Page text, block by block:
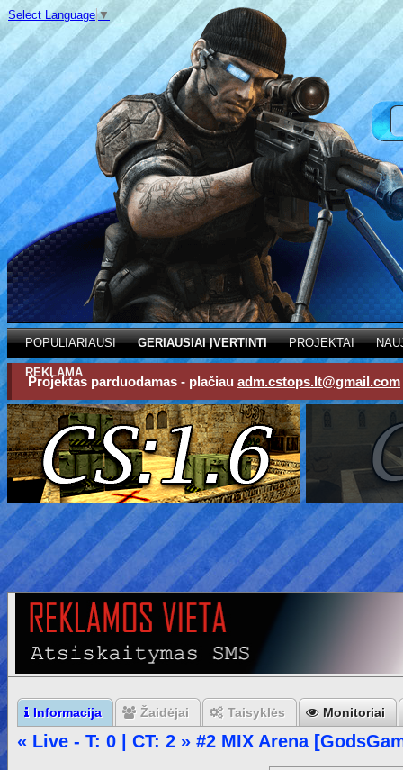
Select Language ▼
POPULIARIAUSI GERIAUSIAI ĮVERTINTI PROJEKTAI
REKLAMA
Projektas parduodamas - plačiau adm.cstops.lt@gmail.com
Informacija Žaidėjai Taisyklės Monitoriai
« Live - T: 0 | CT: 2 » #2 MIX Arena